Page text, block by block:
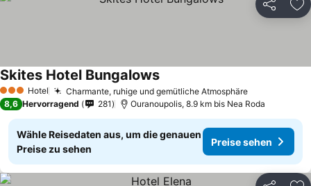
Teilen
3 SterneHotel Charmante, ruhige und gemütliche Atmosphäre
Skites Hotel Bungalows
8,6 Hervorragend 281 Ouranoupolis, 8.9 km bis Nea Roda
Wähle Reisedaten aus, um die genauen
Preise zu sehen
Preise sehen